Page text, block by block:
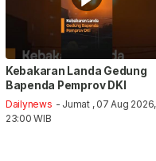
Kebakaran Landa Gedung
Bapenda Pemprov DKI
Dailynews - Jumat , 07 Aug 2026,
23:00 WIB